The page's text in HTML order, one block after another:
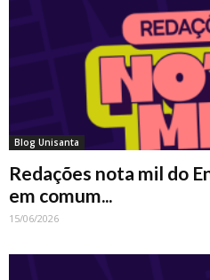
Blog Unisanta
Redações nota mil do
em comum...
15/06/2026